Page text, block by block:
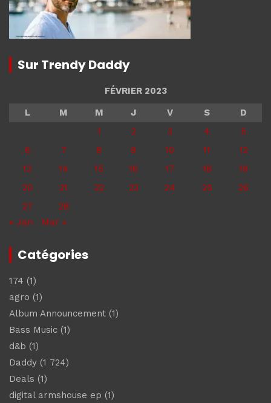
Sur Trendy Daddy
FÉVRIER 2023
L
M M J V S
D
1
2 3 4
5
6
7 8 9 10 11
12
13
14 15 16 17 18
19
20
21 22 23 24 25
26
27
28
« Jan
Mar »
Catégories
174 (1)
agro (1)
Album Announcement (1)
Bass Music (1)
d&b (1)
Daddy (1 724)
Deals (1)
digital armshouse ep (1)